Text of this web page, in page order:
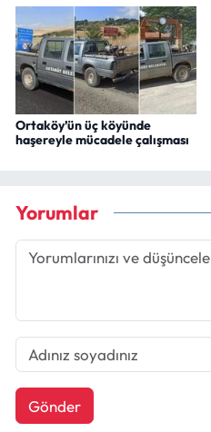
Ortaköy’ün üç köyünde
haşereyle mücadele çalışması
Yorumlar
Gönder